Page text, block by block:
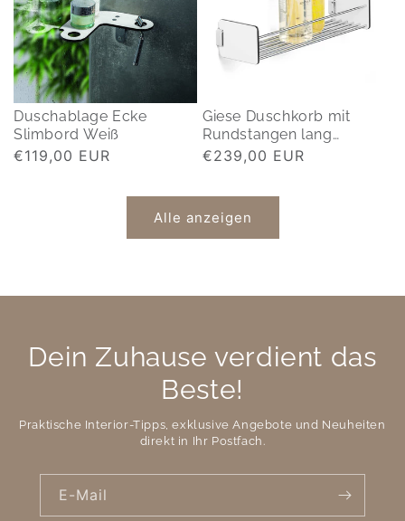
Duschablage Ecke
Slimbord Weiß
Normaler
€119,00 EUR
Giese Duschkorb mit
Rundstangen lang
(425mm)
Normaler
€239,00 EUR
Alle anzeigen
Dein Zuhause verdient das
Beste!
Praktische Interior-Tipps, exklusive Angebote und Neuheiten
direkt in Ihr Postfach.
E-Mail